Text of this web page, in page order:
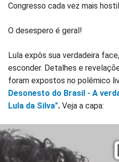
Congresso cada vez mais
O desespero é geral!
Lula expôs sua verdadeira
esconder. Detalhes e
foram expostos no polêmico
Desonesto do Brasil - A
Lula da Silva". Veja a capa: